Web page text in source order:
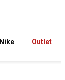
Nike Outlet